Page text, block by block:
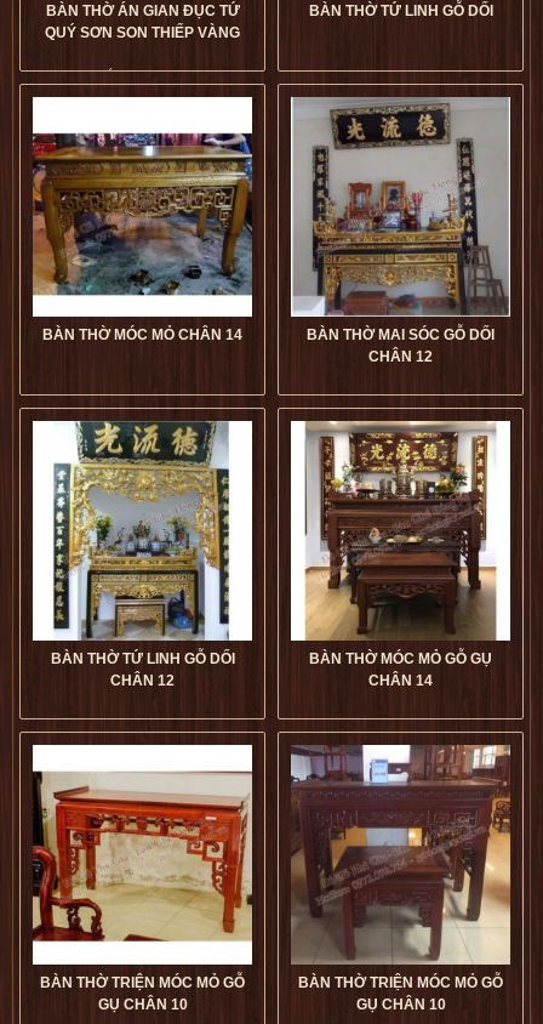
BÀN THỜ ÁN GIAN ĐỤC TỨ
QUÝ SƠN SON THIẾP VÀNG
Bàn Thờ Án Gian Đục Tứ Quý
Sơn Son Thiếp Vàng giá tốt
dogophugia
5 5
BÀN THỜ TỨ LINH GỖ DỐI
Bàn Thờ Tứ Linh Gỗ Dối giá
dogophugia
5
BÀN THỜ MÓC MỎ CHÂN 14
Bàn Thờ Móc Mỏ Chân 14 giá
dogophugia
5
BÀN THỜ MAI SÓC GỖ DỐI
CHÂN 12
Bàn Thờ Mai Sóc Gỗ Dối
Chân 12 giá tốt dogophugia
BÀN THỜ TỨ LINH GỖ DỐI
CHÂN 12
Bàn Thờ Tứ Linh Gỗ Dối
Chân 12 giá tốt dogophugia
5 5
BÀN THỜ MÓC MỎ GỖ GỤ
CHÂN 14
Bàn Thờ Móc Mỏ Gỗ Gụ
Chân 14 giá tốt dogophugia
5 5
BÀN THỜ TRIỆN MÓC MỎ GỖ
GỤ CHÂN 10
BÀN THỜ TRIỆN MÓC MỎ GỖ
GỤ CHÂN 10